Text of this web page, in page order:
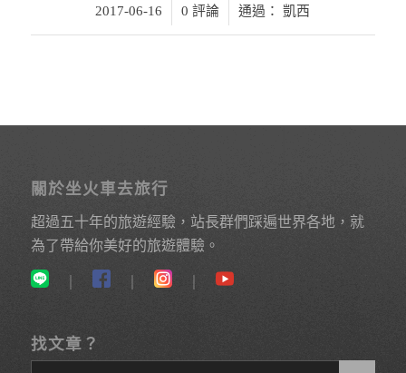
2017-06-16
/ 0 評論 通過：凱西
關於坐火車去旅行
超過五十年的旅遊經驗，站長群們踩遍世界各地，就
為了帶給你美好的旅遊體驗。
｜ ｜
找文章？